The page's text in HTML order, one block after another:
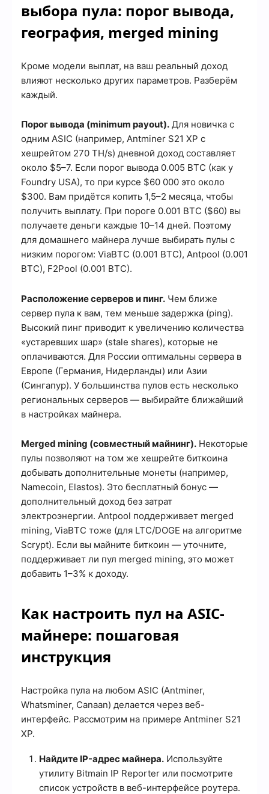
выбора пула: порог вывода,
география, merged mining
Кроме модели выплат, на ваш реальный доход
влияют несколько других параметров. Разберём
каждый.
Порог вывода (minimum payout). Для новичка с
одним ASIC (например, Antminer S21 XP с
хешрейтом 270 TH/s) дневной доход составляет
около $5–7. Если порог вывода 0.005 BTC (как у
Foundry USA), то при курсе $60 000 это около
$300. Вам придётся копить 1,5–2 месяца, чтобы
получить выплату. При пороге 0.001 BTC ($60) вы
получаете деньги каждые 10–14 дней. Поэтому
для домашнего майнера лучше выбирать пулы с
низким порогом: ViaBTC (0.001 BTC), Antpool (0.001
BTC), F2Pool (0.001 BTC).
Расположение серверов и пинг. Чем ближе
сервер пула к вам, тем меньше задержка (ping).
Высокий пинг приводит к увеличению количества
«устаревших шар» (stale shares), которые не
оплачиваются. Для России оптимальны сервера в
Европе (Германия, Нидерланды) или Азии
(Сингапур). У большинства пулов есть несколько
региональных серверов — выбирайте ближайший
в настройках майнера.
Merged mining (совместный майнинг). Некоторые
пулы позволяют на том же хешрейте биткоина
добывать дополнительные монеты (например,
Namecoin, Elastos). Это бесплатный бонус —
дополнительный доход без затрат
электроэнергии. Antpool поддерживает merged
mining, ViaBTC тоже (для LTC/DOGE на алгоритме
Scrypt). Если вы майните биткоин — уточните,
поддерживает ли пул merged mining, это может
добавить 1–3% к доходу.
Как настроить пул на ASIC-
майнере: пошаговая
инструкция
Настройка пула на любом ASIC (Antminer,
Whatsminer, Canaan) делается через веб-
интерфейс. Рассмотрим на примере Antminer S21
XP.
Найдите IP-адрес майнера. Используйте
утилиту Bitmain IP Reporter или посмотрите
список устройств в веб-интерфейсе роутера.